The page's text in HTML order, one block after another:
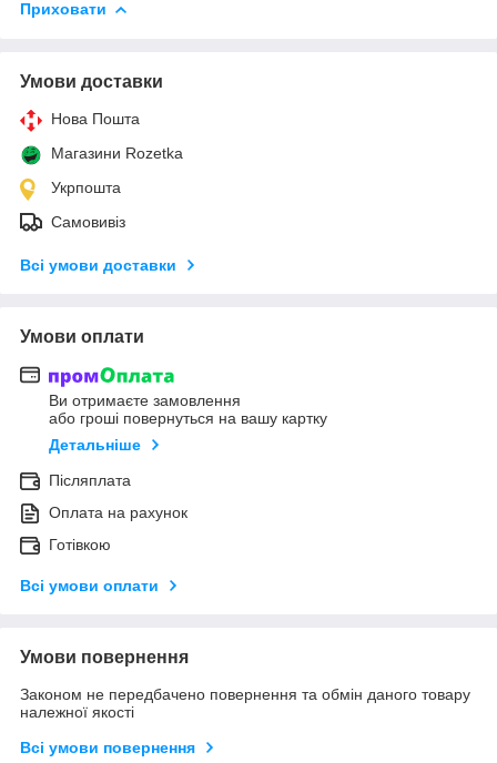
Приховати
Умови доставки
Нова Пошта
Магазини Rozetka
Укрпошта
Самовивіз
Всі умови доставки
Умови оплати
Ви отримаєте замовлення
або гроші повернуться на вашу картку
Детальніше
Післяплата
Оплата на рахунок
Готівкою
Всі умови оплати
Умови повернення
Законом не передбачено повернення та обмін даного товару
належної якості
Всі умови повернення